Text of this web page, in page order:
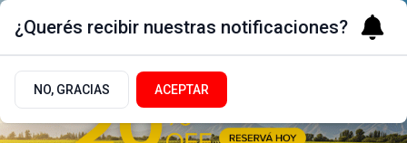
¿Querés recibir nuestras notificaciones?
NO, GRACIAS ACEPTAR